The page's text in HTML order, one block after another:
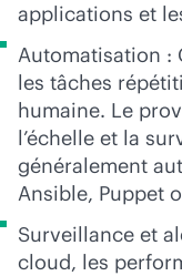
applications et
Automatisation :
les tâches
humaine. Le
l’échelle et la
généralement
Ansible, Puppet
Surveillance et
cloud, les